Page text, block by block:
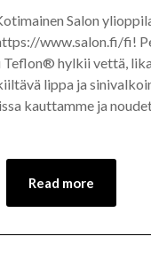
Salon
www.salon.fi/fi!
hylkii vettä,
lippa ja
kauttamme ja
Read more